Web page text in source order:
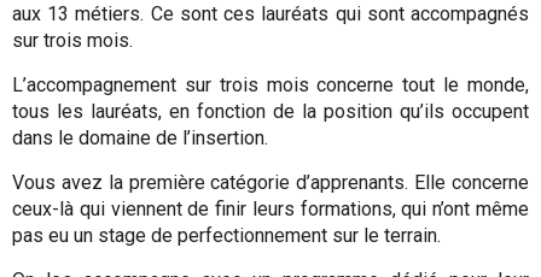
aux 13 métiers. Ce sont ces lauréats qui sont accompagnés
sur trois mois.
L’accompagnement sur trois mois concerne tout le monde,
tous les lauréats, en fonction de la position qu’ils occupent
dans le domaine de l’insertion.
Vous avez la première catégorie d’apprenants. Elle concerne
ceux-là qui viennent de finir leurs formations, qui n’ont même
pas eu un stage de perfectionnement sur le terrain.